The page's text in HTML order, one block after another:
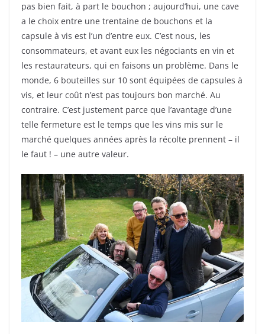
pas bien fait, à part le bouchon ; aujourd’hui, une cave
a le choix entre une trentaine de bouchons et la
capsule à vis est l’un d’entre eux. C’est nous, les
consommateurs, et avant eux les négociants en vin et
les restaurateurs, qui en faisons un problème. Dans le
monde, 6 bouteilles sur 10 sont équipées de capsules à
vis, et leur coût n’est pas toujours bon marché. Au
contraire. C’est justement parce que l’avantage d’une
telle fermeture est le temps que les vins mis sur le
marché quelques années après la récolte prennent – il
le faut ! – une autre valeur.